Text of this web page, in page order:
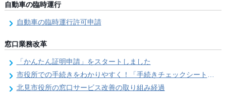
自動車の臨時運行
自動車の臨時運行許可申請
窓口業務改革
「かんたん証明申請」をスタートしました
市役所での手続きをわかりやすく！「手続きチェックシート」を導入しました
北見市役所の窓口サービス改善の取り組み経過